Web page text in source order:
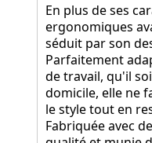
En plus de ses
ergonomiques
séduit par son
Parfaitement
de travail, qu'il
domicile, elle ne
le style tout en
Fabriquée avec